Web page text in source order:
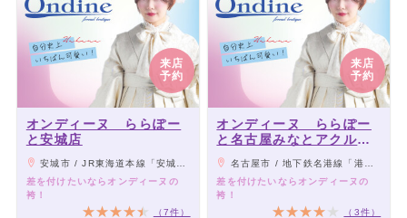
来店
予約
オンディーヌ ららぽー
と安城店
安城市 / JR東海道本線「安城駅」より車8分、名古屋鉄道西尾線「北安城駅」より車7分
差を付けたいならオンディーヌの
袴！
（7件）
来店
予約
オンディーヌ ららぽー
と名古屋みなとアクルス
店
名古屋市 / 地下鉄名港線「港区役所駅」2番出口より徒歩2分、地下鉄名港線「東海通駅」3番出口より徒歩3分
差を付けたいならオンディーヌの
袴！
（3件）